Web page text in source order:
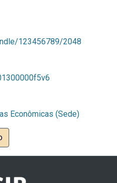
123456789/2048
Econômicas (Sede)